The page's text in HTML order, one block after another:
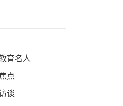
育名人
点
谈